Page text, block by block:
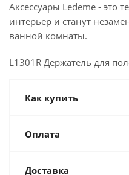
Аксессуары Ledeme - это
интерьер и станут
ванной комнаты.
L1301R Держатель для
Как купить
Оплата
Доставка